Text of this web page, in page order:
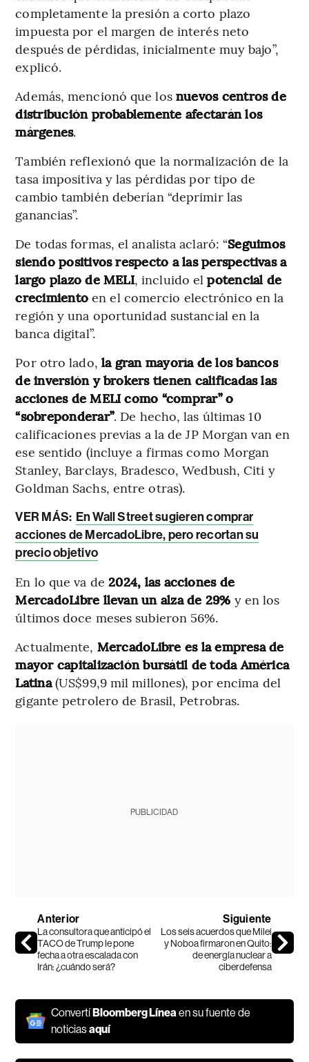
completamente la presión a corto plazo
impuesta por el margen de interés neto
después de pérdidas, inicialmente muy bajo”,
explicó.
Además, mencionó que los nuevos centros de
distribución probablemente afectarán los
márgenes.
También reflexionó que la normalización de la
tasa impositiva y las pérdidas por tipo de
cambio también deberían “deprimir las
ganancias”.
De todas formas, el analista aclaró: “Seguimos
siendo positivos respecto a las perspectivas a
largo plazo de MELI, incluido elpotencial de
crecimiento en el comercio electrónico en la
región y una oportunidad sustancial en la
banca digital”.
Por otro lado, la gran mayoría de los bancos
de inversión y brokers tienen calificadas las
acciones de MELI como “comprar” o
“sobreponderar”. De hecho, las últimas 10
calificaciones previas a la de JP Morgan van en
ese sentido (incluye a firmas como Morgan
Stanley, Barclays, Bradesco, Wedbush, Citi y
Goldman Sachs, entre otras).
VER MÁS: En Wall Street sugieren comprar
acciones de MercadoLibre, pero recortan su
precio objetivo
En lo que va de 2024, las acciones de
MercadoLibre llevan un alza de 29% y en los
últimos doce meses subieron 56%.
Actualmente, MercadoLibre es la empresa de
mayor capitalización bursátil de toda América
Latina(US$99,9 mil millones), por encima del
gigante petrolero de Brasil, Petrobras.
PUBLICIDAD
Anterior
La consultora que anticipó el
TACO de Trump le pone
fecha a otra escalada con
Irán: ¿cuándo será?
Siguiente
Los seis acuerdos que Milei
y Noboa firmaron en Quito:
de energía nuclear a
ciberdefensa
ConvertíBloomberg Línea en su fuente de
noticiasaquí